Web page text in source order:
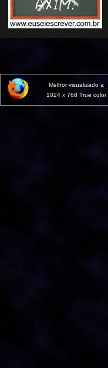
Melhor visualizado a
1024 x 768 True color